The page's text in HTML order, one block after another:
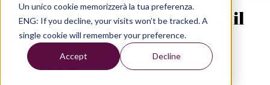
Un unico cookie memorizzerà la tua preferenza.
ENG: If you decline, your visits won’t be tracked. A
single cookie will remember your preference.
Accept Decline
L’inglese in Gran Bretagna: il
Geordie accent e dialect
Alessia Ragnoon 07/06/19, 17:37